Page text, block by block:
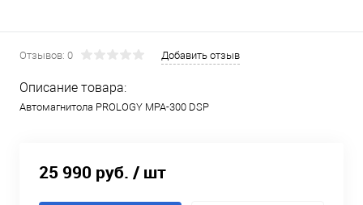
Отзывов: 0 Добавить отзыв
Описание товара:
Автомагнитола PROLOGY MPA-300 DSP
25 990 руб. / шт